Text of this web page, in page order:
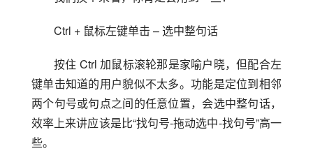
Ctrl + 鼠标左键单击 – 选中整句话
按住 Ctrl 加鼠标滚轮那是家喻户晓，但配合左
键单击知道的用户貌似不太多。功能是定位到相邻
两个句号或句点之间的任意位置，会选中整句话，
效率上来讲应该是比“找句号-拖动选中-找句号”高一
些。